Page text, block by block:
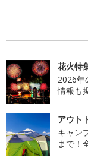
花火特
2026年
情報も
アウト
キャン
まで！